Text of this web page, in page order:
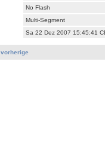
No Flash
Multi-Segment
Sa 22 Dez 2007 15:45:41
vorherige